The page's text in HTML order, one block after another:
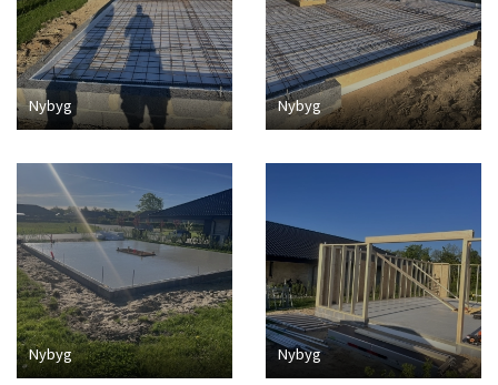
Nybyg Nybyg
Nybyg Nybyg